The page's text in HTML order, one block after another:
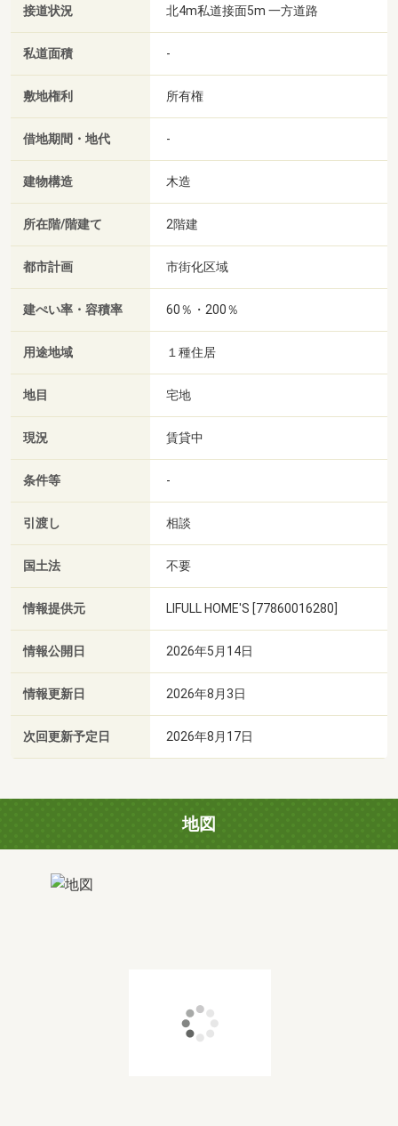
接道状況 北4m私道接面5m 一方道路
私道面積 -
敷地権利 所有権
借地期間・地代 -
建物構造 木造
所在階/階建て 2階建
都市計画 市街化区域
建ぺい率・容積率 60％・200％
用途地域 １種住居
地目 宅地
現況 賃貸中
条件等 -
引渡し 相談
国土法 不要
情報提供元 LIFULL HOME'S [77860016280]
情報公開日 2026年5月14日
情報更新日 2026年8月3日
次回更新予定日 2026年8月17日
地図